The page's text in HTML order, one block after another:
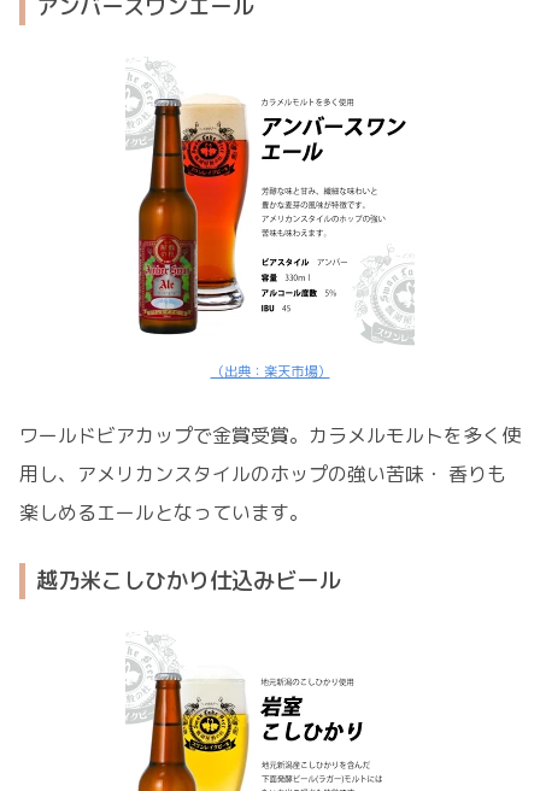
アンバースワンエール
（出典：楽天市場）
ワールドビアカップで金賞受賞。カラメルモルトを多く使
用し、アメリカンスタイルのホップの強い苦味・ 香りも
楽しめるエールとなっています。
越乃米こしひかり仕込みビール